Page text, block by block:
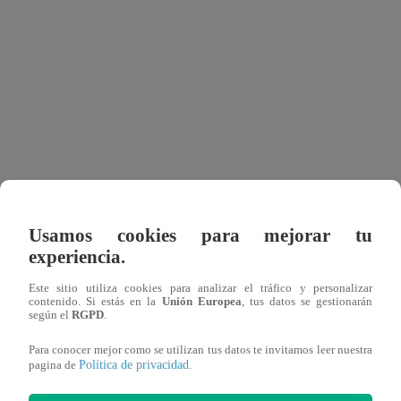
reunir a decenas de miles de
este 2026: Desde David
Tendencias 09 de
¡ENHYPEN hizo
vibrar Lima
concierto
Usamos cookies para mejorar tu
experiencia.
Este sitio utiliza cookies para analizar el tráfico y personalizar
contenido. Si estás en la Unión Europea , tus datos se gestionarán
según el RGPD
Para conocer mejor como se utilizan tus datos te invitamos leer nuestra
pagina de Política de privacidad